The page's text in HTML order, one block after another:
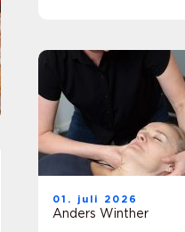
01. juli 2026
Anders Winther